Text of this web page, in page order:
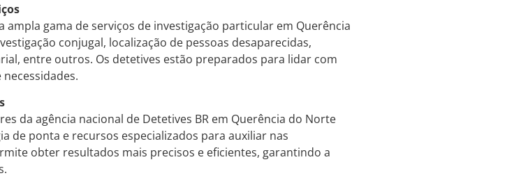
ampla gama de serviços de investigação particular em Querência
conjugal, localização de pessoas desaparecidas,
entre outros. Os detetives estão preparados para lidar com
da agência nacional de Detetives BR em Querência do Norte
de ponta e recursos especializados para auxiliar nas
obter resultados mais precisos e eficientes, garantindo a